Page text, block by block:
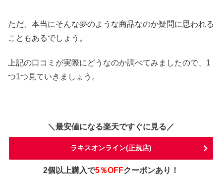
ただ、本当にそんな夢のような商品なのか疑問に思われる
こともあるでしょう。
上記の口コミが実際にどうなのか調べてみましたので、1
つ1つ見ていきましょう。
＼最安値になる楽天ですぐに見る／
ラキスオンライン(正規店)
2個以上購入で5％OFFクーポンあり！